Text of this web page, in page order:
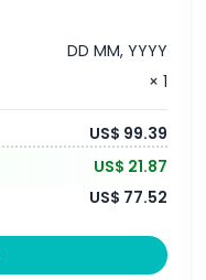
DD MM, YYYY
× 1
US$ 99.39
US$ 21.87
US$ 77.52